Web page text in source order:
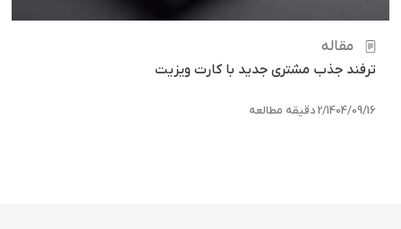
مقاله
ترفند جذب مشتری جدید با کارت ویزیت
1404/09/16
/2 دقیقه مطالعه